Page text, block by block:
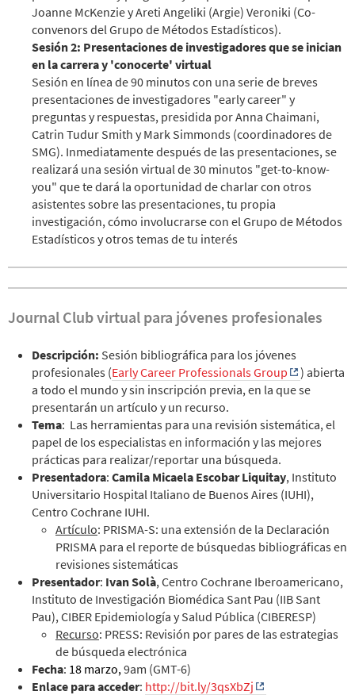
Joanne McKenzie y Areti Angeliki (Argie) Veroniki (Co-
convenors del Grupo de Métodos Estadísticos).
Sesión 2: Presentaciones de investigadores que se inician
en la carrera y 'conocerte' virtual
Sesión en línea de 90 minutos con una serie de breves
presentaciones de investigadores "early career" y
preguntas y respuestas, presidida por Anna Chaimani,
Catrin Tudur Smith y Mark Simmonds (coordinadores de
SMG). Inmediatamente después de las presentaciones, se
realizará una sesión virtual de 30 minutos "get-to-know-
you" que te dará la oportunidad de charlar con otros
asistentes sobre las presentaciones, tu propia
investigación, cómo involucrarse con el Grupo de Métodos
Estadísticos y otros temas de tu interés
Journal Club virtual para jóvenes profesionales
Descripción: Sesión bibliográfica para los jóvenes
profesionales (Early Career Professionals Group
) abierta
a todo el mundo y sin inscripción previa, en la que se
presentarán un artículo y un recurso.
Tema: Las herramientas para una revisión sistemática, el
papel de los especialistas en información y las mejores
prácticas para realizar/reportar una búsqueda.
Presentadora: Camila Micaela Escobar Liquitay, Instituto
Universitario Hospital Italiano de Buenos Aires (IUHI),
Centro Cochrane IUHI.
Artículo: PRISMA-S: una extensión de la Declaración
PRISMA para el reporte de búsquedas bibliográficas en
revisiones sistemáticas
Presentador: Ivan Solà, Centro Cochrane Iberoamericano,
Instituto de Investigación Biomédica Sant Pau (IIB Sant
Pau), CIBER Epidemiología y Salud Pública (CIBERESP)
Recurso: PRESS: Revisión por pares de las estrategias
de búsqueda electrónica
Fecha: 18 marzo, 9am (GMT-6)
Enlace para acceder: http://bit.ly/3qsXbZj